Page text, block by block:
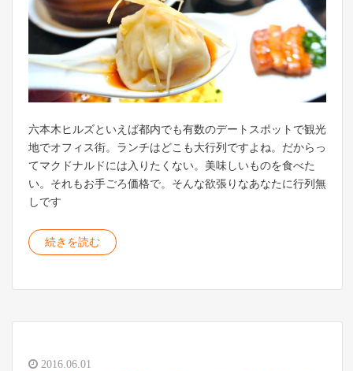
六本木ヒルズといえば都内でも有数のデートスポットで観光
地でオフィス街。ランチはどこも大行列ですよね。だからっ
てマクドナルドには入りたくない。美味しいものを食べた
い。それもお手ごろ価格で。そんな欲張りなあなたに行列無
しです
続きを読む
2016.06.01